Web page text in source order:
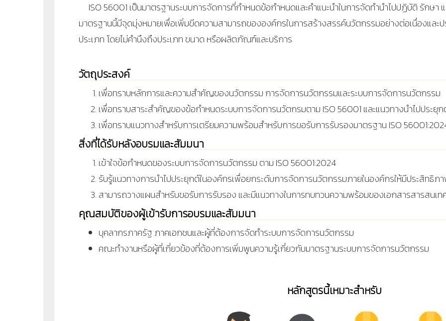
ISO 56001 เป็นมาตรฐานระบบการจัดการที่กำหนดข้อกำหนดและคำแนะนำในการจัดทำนำไปปฏิบัติ รักษา
มาตรฐานนี้มีจุดมุ่งหมายเพื่อเพิ่มขีดความสามารถขององค์กรในการสร้างสรรค์นวัตกรรมอย่างต่อเนื่องและ
ประเภท โดยไม่คำนึงถึงประเภท ขนาด หรือผลิตภัณฑ์และบริการ
วัตถุประสงค์
เพื่อทราบหลักการและความสำคัญของนวัตกรรม การจัดการนวัตกรรมและระบบการจัดการนวัตกรรม
เพื่อทราบสาระสำคัญของข้อกำหนดระบบการจัดการนวัตกรมตาม ISO 56001 และแนวทางนำไปประยุ
เพื่อทราบแนวทางสำหรับการเตรียมความพร้อมสำหรับการขอรับการรับรองมาตรฐาน ISO
สิ่งที่ได้รับหลังอบรมและสัมมนา
เข้าใจข้อกำหนดของระบบการจัดการนวัตกรรม ตาม ISO 56001:2024
รับรู้แนวทางการนำไปประยุกต์ในองค์กรเพื่อยกระดับการจัดการนวัตกรรมภายในองค์กรให้มีประสิทธิภ
สามารถวางแผนสำหรับขอรับการรับรอง และมีแนวทางในการทบทวนความพร้อมของเอกสารสารสนเ
คุณสมบัติของผู้เข้ารับการอบรมและสัมมนา
บุคลากรภาครัฐ ภาคเอกชนและผู้ที่ต้องการจัดทำระบบการจัดการนวัตกรรม
คณะทำงานหรือผู้ที่เกี่ยวข้องที่ต้องการเพิ่มพูนความรู้เกี่ยวกับมาตรฐานระบบการจัดการนวัตกรรม
หลักสูตรนี้เหมาะสำหรับ